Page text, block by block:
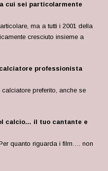
cui sei particolarmente
ma a tutti i 2001 della
cresciuto insieme a
professionista
preferito, anche se
calcio… il tuo cantante e
quanto riguarda i film…. non